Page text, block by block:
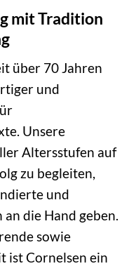
mit Tradition
über 70 Jahren
und
Unsere
Altersstufen auf
zu begleiten,
und
die Hand geben.
sowie
ist Cornelsen ein